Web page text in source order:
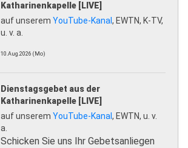
Katharinenkapelle [LIVE]
auf unserem YouTube-Kanal, EWTN, K-TV,
u. v. a.
10.Aug.2026 (Mo)
Dienstagsgebet aus der
Katharinenkapelle [LIVE]
auf unserem YouTube-Kanal, EWTN, u. v.
a.
Schicken Sie uns Ihr Gebetsanliegen